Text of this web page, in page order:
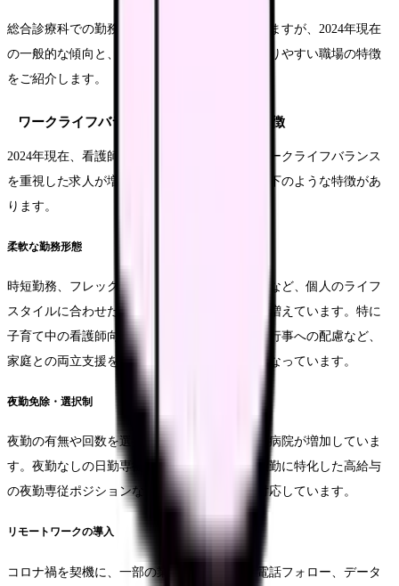
総合診療科での勤務形態は施設によって異なりますが、2024年現在
の一般的な傾向と、ワークライフバランスを取りやすい職場の特徴
をご紹介します。
ワークライフバランスを重視した求人の特徴
2024年現在、看護師の働き方改革が進む中、ワークライフバランス
を重視した求人が増えています。具体的には以下のような特徴があ
ります。
柔軟な勤務形態
時短勤務、フレックスタイム制、週3〜4日勤務など、個人のライフ
スタイルに合わせた働き方を選択できる施設が増えています。特に
子育て中の看護師向けに、保育施設完備や学校行事への配慮など、
家庭との両立支援を打ち出している病院も多くなっています。
夜勤免除・選択制
夜勤の有無や回数を選択できる制度を導入する病院が増加していま
す。夜勤なしの日勤専従ポジションや、逆に夜勤に特化した高給与
の夜勤専従ポジションなど、多様な働き方に対応しています。
リモートワークの導入
コロナ禍を契機に、一部の業務（患者教育、電話フォロー、データ